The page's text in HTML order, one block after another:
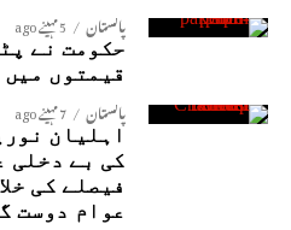
پاکستان 5 مہینے ago
حکومت نے
قیمتوں
پاکستان 7 مہینے ago
اہلیان
کی بے دخلی
فیصلے کی
عوام دوست